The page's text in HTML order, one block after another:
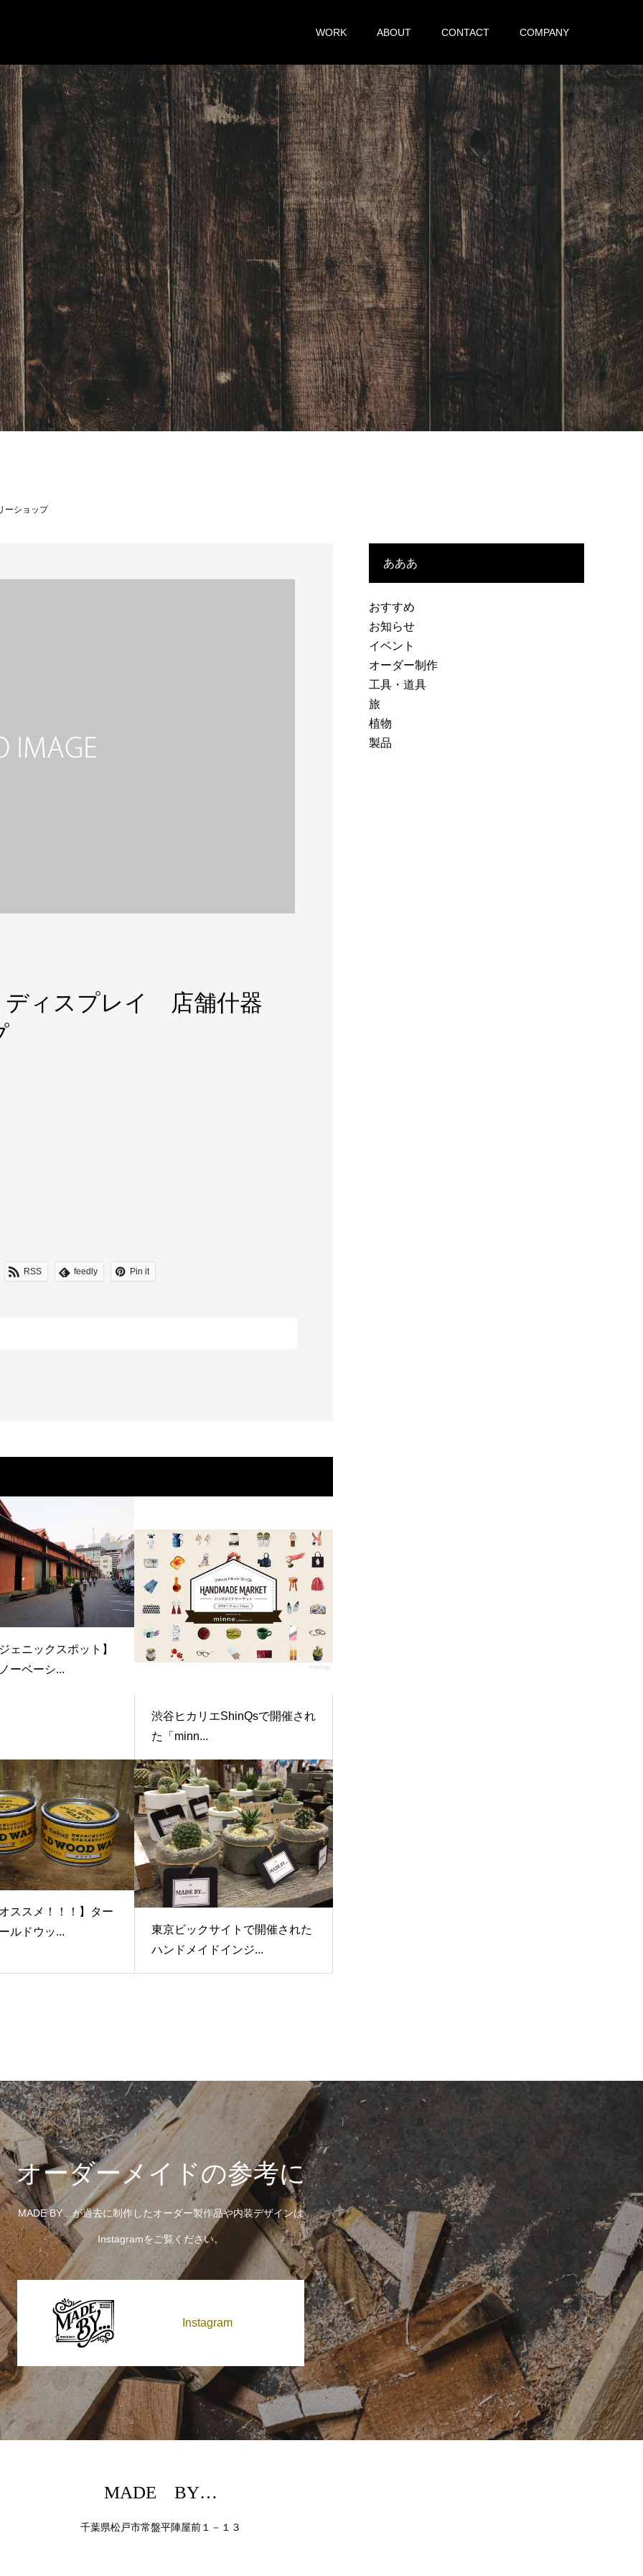
WORK ABOUT CONTACT COMPANY
BLOG
ショップ
ィスプレイ 店舗什器
RSS feedly Pin it
ェニックスポット】
ーベーシ...
渋谷ヒカリエShinQsで開催され
た「minn...
ススメ！！！】ター
ルドウッ...
東京ビックサイトで開催された
ハンドメイドインジ...
あああ
おすすめ
お知らせ
イベント
オーダー制作
工具・道具
旅
植物
製品
オーダーメイドの参考に
MADE BY…が過去に制作したオーダー製作品や内装デザインは
Instagramをご覧ください。
Instagram
MADE BY…
千葉県松戸市常盤平陣屋前１－１３